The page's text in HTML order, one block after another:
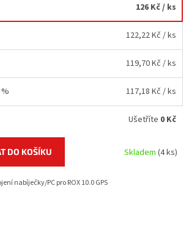
126 Kč/ ks
122,22 Kč / ks
119,70 Kč / ks
117,18 Kč / ks
Ušetříte 0 Kč
DO KOŠÍKU Skladem(4 ks)
nabíječky/PC pro ROX 10.0 GPS